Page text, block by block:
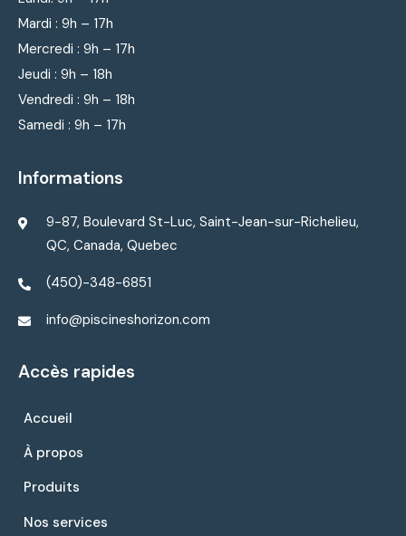
Mardi : 9h – 17h
Mercredi : 9h – 17h
Jeudi : 9h – 18h
Vendredi : 9h – 18h
Samedi : 9h – 17h
Informations
9-87, Boulevard St-Luc, Saint-Jean-sur-Richelieu,
QC, Canada, Quebec
(450)-348-6851
info@piscineshorizon.com
Accès rapides
Accueil
À propos
Produits
Nos services